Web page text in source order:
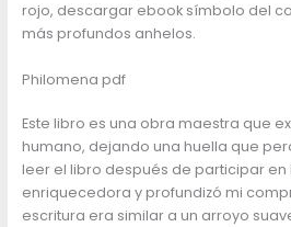
rojo, descargar ebook símbolo del
más profundos anhelos.
Philomena pdf
Este libro es una obra maestra que
humano, dejando una huella que
leer el libro después de participar en
enriquecedora y profundizó mi
escritura era similar a un arroyo